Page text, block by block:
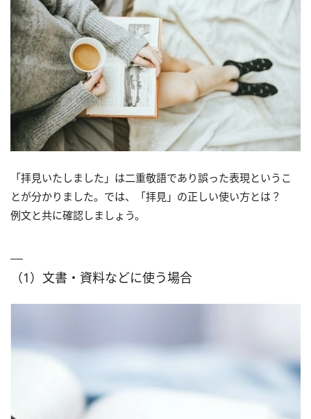
「拝見いたしました」は二重敬語であり誤った表現というこ
とが分かりました。では、「拝見」の正しい使い方とは？
例文と共に確認しましょう。
（1）文書・資料などに使う場合